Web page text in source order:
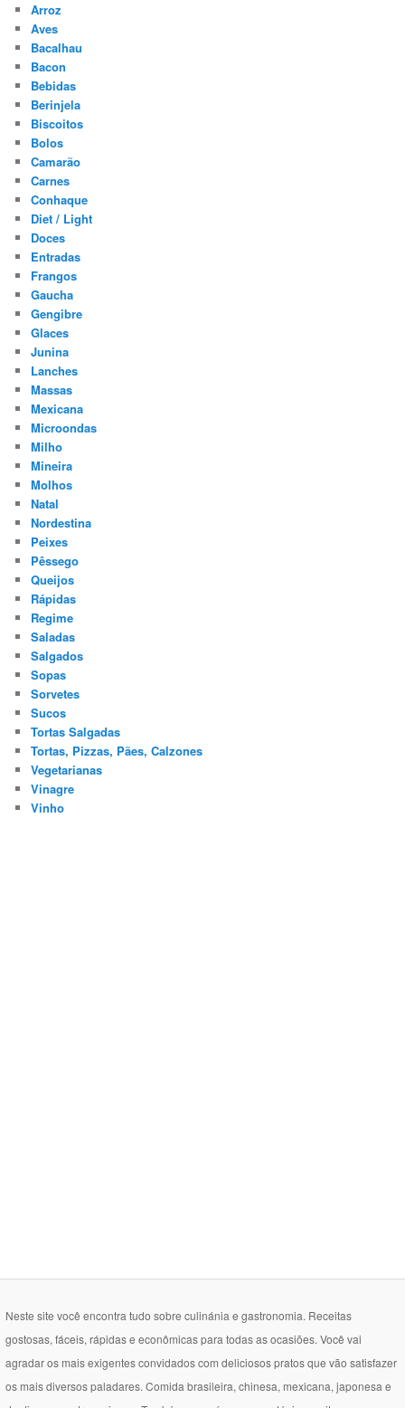
Arroz
Aves
Bacalhau
Bacon
Bebidas
Berinjela
Biscoitos
Bolos
Camarão
Carnes
Conhaque
Diet / Light
Doces
Entradas
Frangos
Gaucha
Gengibre
Glaces
Junina
Lanches
Massas
Mexicana
Microondas
Milho
Mineira
Molhos
Natal
Nordestina
Peixes
Pêssego
Queijos
Rápidas
Regime
Saladas
Salgados
Sopas
Sorvetes
Sucos
Tortas Salgadas
Tortas, Pizzas, Pães, Calzones
Vegetarianas
Vinagre
Vinho
Neste site você encontra tudo sobre culinánia e gastronomia. Receitas
gostosas, fáceis, rápidas e econômicas para todas as ocasiões. Você vai
agradar os mais exigentes convidados com deliciosos pratos que vão satisfazer
os mais diversos paladares. Comida brasileira, chinesa, mexicana, japonesa e